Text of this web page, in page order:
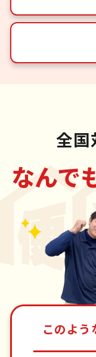
全国
なんで
このよ